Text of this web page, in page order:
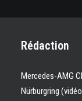
Rédaction
Mercedes-AMG
Nürburgring